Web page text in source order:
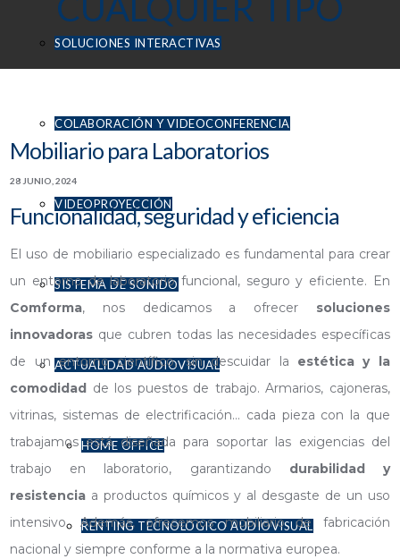
SOLUCIONES INTERACTIVAS
COLABORACIÓN Y VIDEOCONFERENCIA
VIDEOPROYECCIÓN
SISTEMA DE SONIDO
ACTUALIDAD AUDIOVISUAL
HOME OFFICE
RENTING TECNOLÓGICO AUDIOVISUAL
Mobiliario para Laboratorios
28 JUNIO, 2024
Funcionalidad, seguridad y eficiencia
El uso de mobiliario especializado es fundamental para crear
un entorno de laboratorio funcional, seguro y eficiente. En
Comforma, nos dedicamos a ofrecer soluciones
innovadoras que cubren todas las necesidades específicas
de un entorno científico, sin descuidar la estética y la
comodidad
de los puestos de trabajo. Armarios, cajoneras,
vitrinas, sistemas de electrificación… cada pieza con la que
trabajamos está diseñada para soportar las exigencias del
trabajo en laboratorio, garantizando durabilidad y
resistencia a productos químicos y al desgaste de un uso
intensivo. Además, ofrecemos mobiliario de fabricación
nacional y siempre conforme a la normativa europea.